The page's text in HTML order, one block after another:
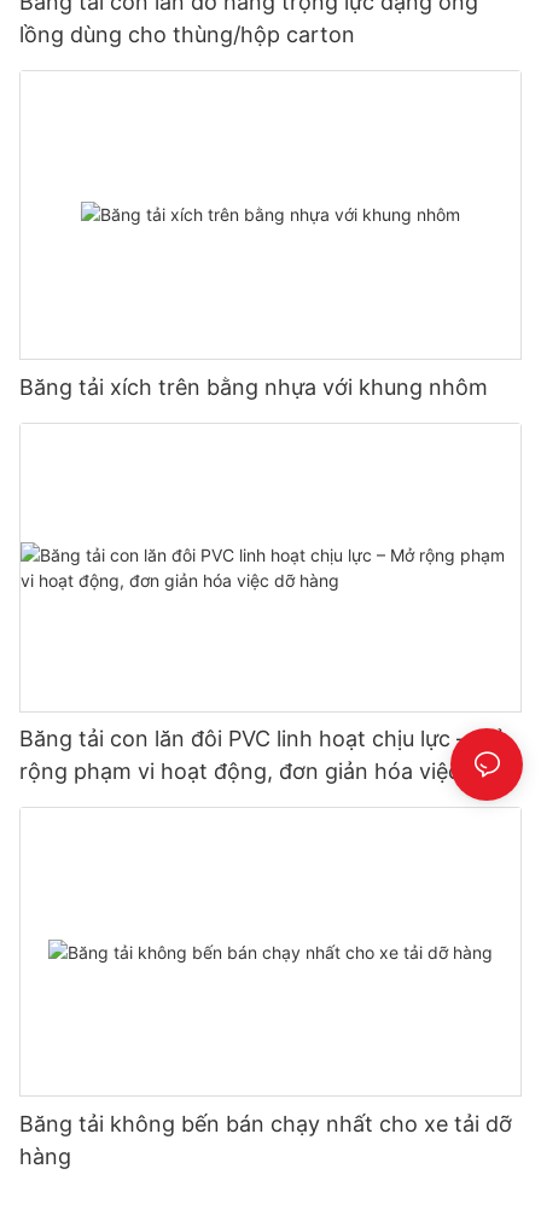
lồng dùng cho thùng/hộp carton
Băng tải xích trên bằng nhựa với khung nhôm
Băng tải con lăn đôi PVC linh hoạt chịu lực – Mở
rộng phạm vi hoạt động, đơn giản hóa việc dỡ
hàng
Băng tải không bến bán chạy nhất cho xe tải dỡ
hàng